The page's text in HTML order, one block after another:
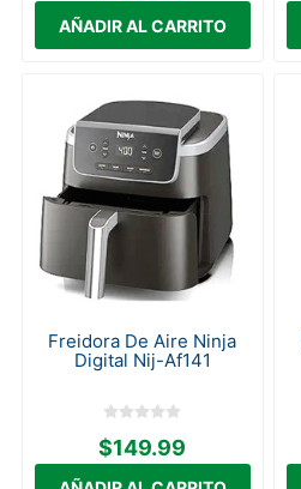
Freidora De Aire Ninja
Digital Nij-Af141
$149.99